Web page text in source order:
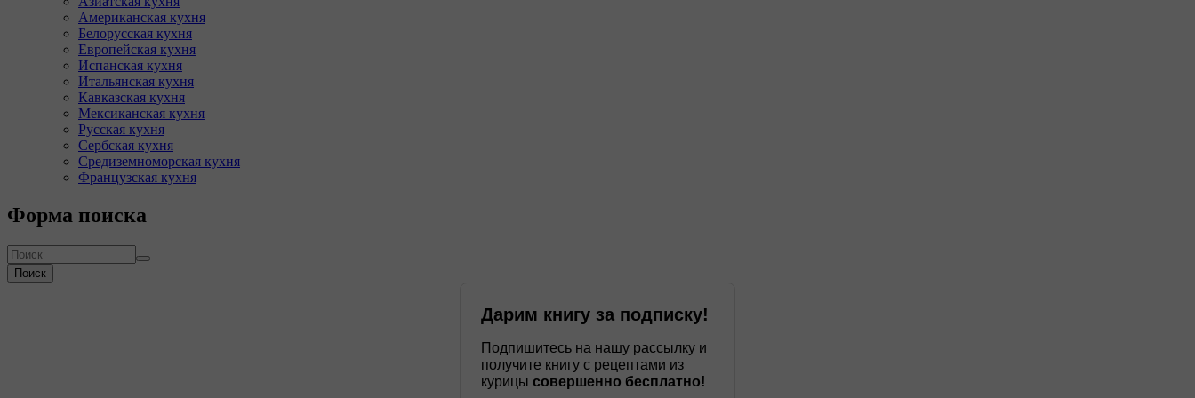
Американская кухня
Белорусская кухня
Европейская кухня
Испанская кухня
Итальянская кухня
Кавказская кухня
Мексиканская кухня
Русская кухня
Сербская кухня
Средиземноморская кухня
Французская кухня
Форма поиска
Поиск
Дарим книгу за подписку!
Подпишитесь на нашу рассылку и
получите книгу с рецептами из
курицы совершенно бесплатно!